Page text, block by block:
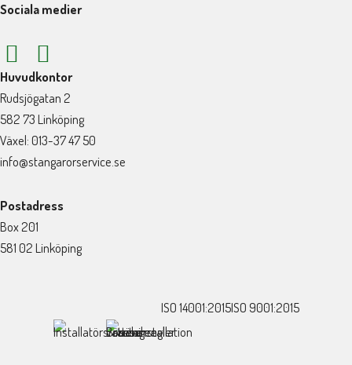
Sociala medier
Huvudkontor
Rudsjögatan 2
582 73 Linköping
Växel: 013-37 47 50
info@stangarorservice.se
Postadress
Box 201
581 02 Linköping
ISO 14001:2015ISO 9001:2015